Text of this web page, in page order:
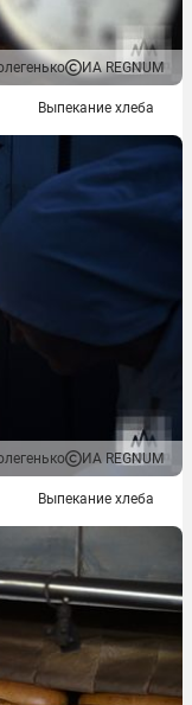
ИА REGNUM
Выпекание хлеба
ИА REGNUM
Выпекание хлеба